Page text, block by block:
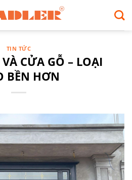
TIN TỨC
CỬA GỖ – LOẠI
BỀN HƠN